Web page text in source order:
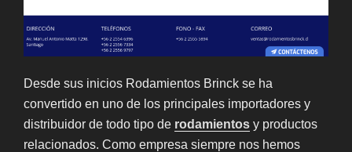
Desde sus inicios Rodamientos Brinck se ha
convertido en uno de los principales importadores y
distribuidor de todo tipo de rodamientos y productos
relacionados. Como empresa siempre nos hemos